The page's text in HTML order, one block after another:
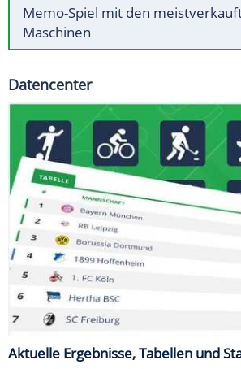
Memo-Spiel mit den
Maschinen
Datencenter
Aktuelle Ergebnisse, Tabellen und